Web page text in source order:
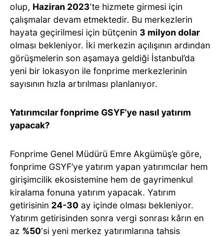
olup, Haziran 2023‘te hizmete girmesi için
çalışmalar devam etmektedir. Bu merkezlerin
hayata geçirilmesi için bütçenin 3 milyon dolar
olması bekleniyor. İki merkezin açılışının ardından
görüşmelerin son aşamaya geldiği İstanbul’da
yeni bir lokasyon ile fonprime merkezlerinin
sayısının hızla artırılması planlanıyor.
Yatırımcılar fonprime GSYF’ye nasıl yatırım
yapacak?
Fonprime Genel Müdürü Emre Akgümüş’e göre,
fonprime GSYF’ye yatırım yapan yatırımcılar hem
girişimcilik ekosistemine hem de gayrimenkul
kiralama fonuna yatırım yapacak. Yatırım
getirisinin 24-30 ay içinde olması bekleniyor.
Yatırım getirisinden sonra vergi sonrası kârın en
az %50‘si yeni merkez yatırımlarına tahsis